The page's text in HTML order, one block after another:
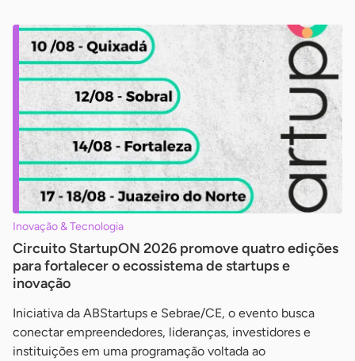
Inovação & Tecnologia
Circuito StartupON 2026 promove quatro edições
para fortalecer o ecossistema de startups e
inovação
Iniciativa da ABStartups e Sebrae/CE, o evento busca
conectar empreendedores, lideranças, investidores e
instituições em uma programação voltada ao